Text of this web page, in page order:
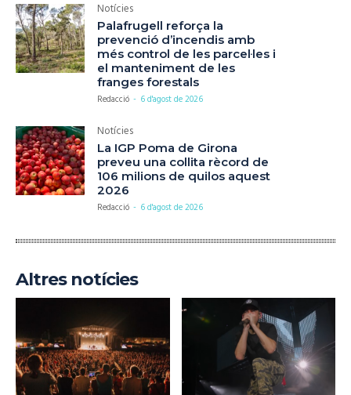
Notícies
Palafrugell reforça la
prevenció d’incendis amb
més control de les parcel·les i
el manteniment de les
franges forestals
Redacció - 6 d'agost de 2026
Notícies
La IGP Poma de Girona
preveu una collita rècord de
106 milions de quilos aquest
2026
Redacció - 6 d'agost de 2026
Altres notícies